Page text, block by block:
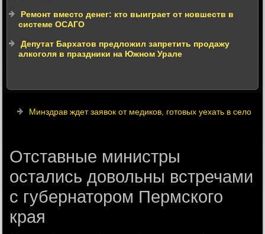
Ремонт вместо денег: кто выиграет от новшеств в
системе ОСАГО
Депутат Бархатов предложил запретить продажу
алкоголя в праздники на Южном Урале
Минздрав ждет заявок от медиков, готовых уехать в село
Отставные министры
остались довольны встречами
с губернатором Пермского
края